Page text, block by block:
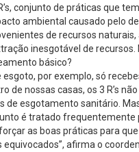
conjunto de práticas que
ambiental causado pelo
de recursos naturais,
inesgotável de recursos.
básico?
por exemplo, só
de nossas casas, os 3 R’s
de esgotamento sanitário.
é tratado frequentemente
as boas práticas para
afirma o